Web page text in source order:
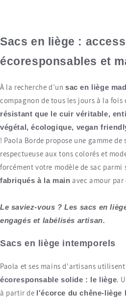
Sacs en liège :
écoresponsables et
À la recherche d’un sac en liège
compagnon de tous les jours à la
résistant que le cuir véritable,
végétal, écologique, vegan
! Paola Borde propose une gamme de
respectueuse aux tons colorés et
forcément votre modèle de sac parmi
fabriqués à la main avec amour par
Le saviez-vous ? Les sacs en
engagés et labélisés artisan.
Sacs en liège intemporels
Paola et ses mains d'artisans utilisent
écoresponsable solide : le liège.
à partir de l'écorce du chêne-liège